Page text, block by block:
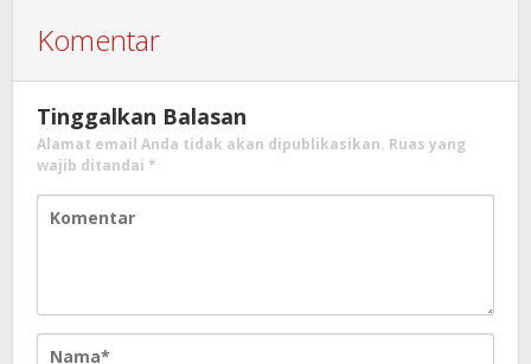
Komentar
Tinggalkan Balasan
Alamat email Anda tidak akan dipublikasikan. Ruas yang
wajib ditandai *